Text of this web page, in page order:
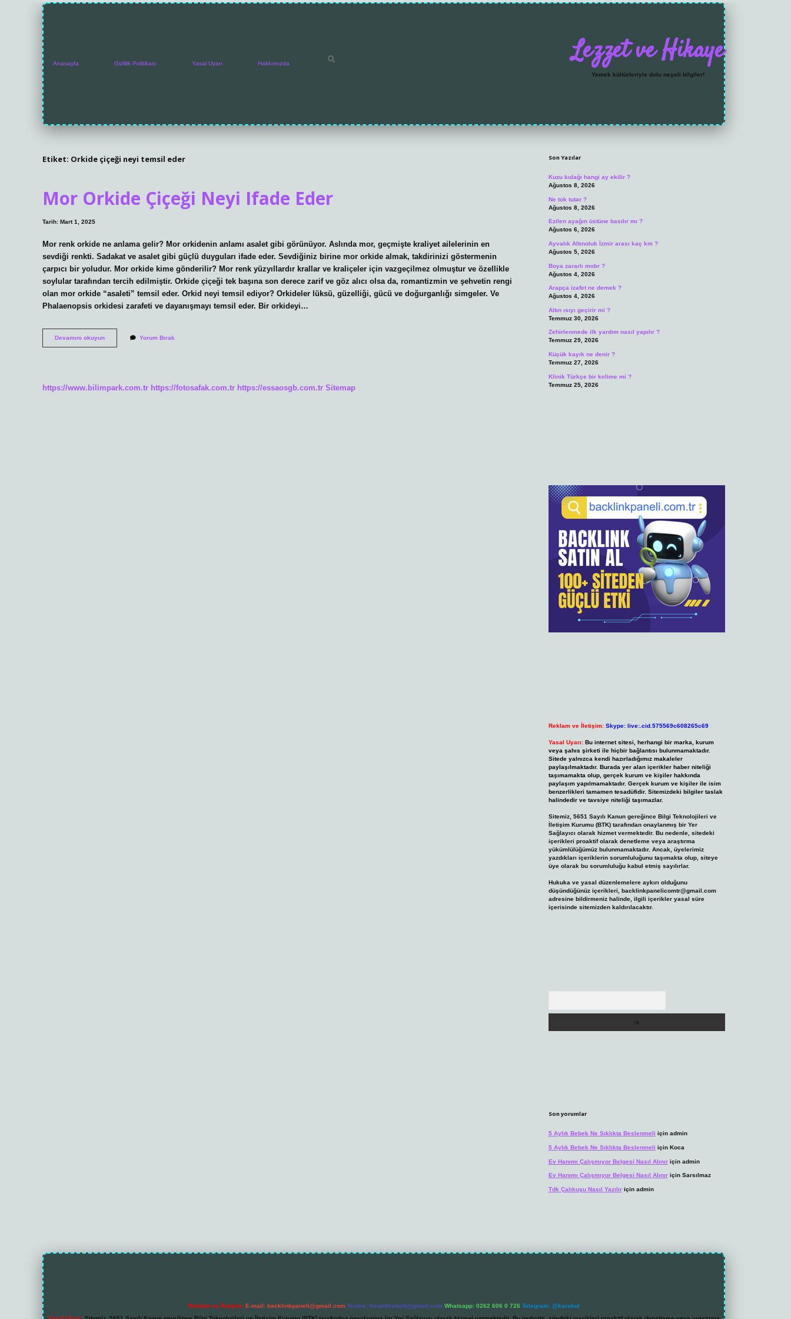
Anasayfa Gizlilik Politikası Yasal Uyarı Hakkımızda Lezzet ve Hikaye
Yemek kültürleriyle dolu neşeli bilgiler!
Etiket: Orkide çiçeği neyi temsil eder
Mor Orkide Çiçeği Neyi Ifade Eder
Tarih: Mart 1, 2025
Mor renk orkide ne anlama gelir? Mor orkidenin anlamı asalet gibi görünüyor. Aslında mor, geçmişte kraliyet ailelerinin en
sevdiği renkti. Sadakat ve asalet gibi güçlü duyguları ifade eder. Sevdiğiniz birine mor orkide almak, takdirinizi göstermenin
çarpıcı bir yoludur. Mor orkide kime gönderilir? Mor renk yüzyıllardır krallar ve kraliçeler için vazgeçilmez olmuştur ve özellikle
soylular tarafından tercih edilmiştir. Orkide çiçeği tek başına son derece zarif ve göz alıcı olsa da, romantizmin ve şehvetin rengi
olan mor orkide “asaleti” temsil eder. Orkid neyi temsil ediyor? Orkideler lüksü, güzelliği, gücü ve doğurganlığı simgeler. Ve
Phalaenopsis orkidesi zarafeti ve dayanışmayı temsil eder. Bir orkideyi…
Devamını okuyunMor
Orkide
Yorum Bırak
https://www.bilimpark.com.tr https://fotosafak.com.tr https://essaosgb.com.tr Sitemap
Sidebar
Son Yazılar
Kuzu kulağı hangi ay ekilir ?
Ağustos 8, 2026
Ne tok tutar ?
Ağustos 8, 2026
Ezilen ayağın üstüne basılır mı ?
Ağustos 6, 2026
Ayvalık Altınoluk İzmir arası kaç km ?
Ağustos 5, 2026
Boya zararlı mıdır ?
Ağustos 4, 2026
Arapça izafet ne demek ?
Ağustos 4, 2026
Altın ısıyı geçirir mi ?
Temmuz 30, 2026
Zehirlenmede ilk yardım nasıl yapılır ?
Temmuz 29, 2026
Küçük kayık ne denir ?
Temmuz 27, 2026
Klinik Türkçe bir kelime mi ?
Temmuz 25, 2026
Reklam ve İletişim: Skype: live:.cid.575569c608265c69
Yasal Uyarı: Bu internet sitesi, herhangi bir marka, kurum
veya şahıs şirketi ile hiçbir bağlantısı bulunmamaktadır.
Sitede yalnızca kendi hazırladığımız makaleler
paylaşılmaktadır. Burada yer alan içerikler haber niteliği
taşımamakta olup, gerçek kurum ve kişiler hakkında
paylaşım yapılmamaktadır. Gerçek kurum ve kişiler ile isim
benzerlikleri tamamen tesadüfidir. Sitemizdeki bilgiler taslak
halindedir ve tavsiye niteliği taşımazlar.
Sitemiz, 5651 Sayılı Kanun gereğince Bilgi Teknolojileri ve
İletişim Kurumu (BTK) tarafından onaylanmış bir Yer
Sağlayıcı olarak hizmet vermektedir. Bu nedenle, sitedeki
içerikleri proaktif olarak denetleme veya araştırma
yükümlülüğümüz bulunmamaktadır. Ancak, üyelerimiz
yazdıkları içeriklerin sorumluluğunu taşımakta olup, siteye
üye olarak bu sorumluluğu kabul etmiş sayılırlar.
Hukuka ve yasal düzenlemelere aykırı olduğunu
düşündüğünüz içerikleri, backlinkpanelicomtr@gmail.com
adresine bildirmeniz halinde, ilgili içerikler yasal süre
içerisinde sitemizden kaldırılacaktır.
Son yorumlar
5 Aylık Bebek Ne Sıklıkta Beslenmeli için admin
5 Aylık Bebek Ne Sıklıkta Beslenmeli için Koca
Ev Hanımı Çalışmıyor Belgesi Nasıl Alınıriçin admin
Ev Hanımı Çalışmıyor Belgesi Nasıl Alınıriçin Sarsılmaz
Tdk Çalıkuşu Nasıl Yazılıriçin admin
Reklam ve İletişim: E-mail: backlinkpaneli@gmail.com Teams: forumhizmeti@gmail.com Whatsapp: 0262 606 0 726 Telegram: @karabul